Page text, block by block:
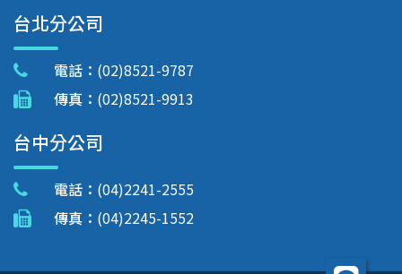
台北分公司
電話： (02)8521-9787
傳真： (02)8521-9913
台中分公司
電話： (04)2241-2555
傳真： (04)2245-1552